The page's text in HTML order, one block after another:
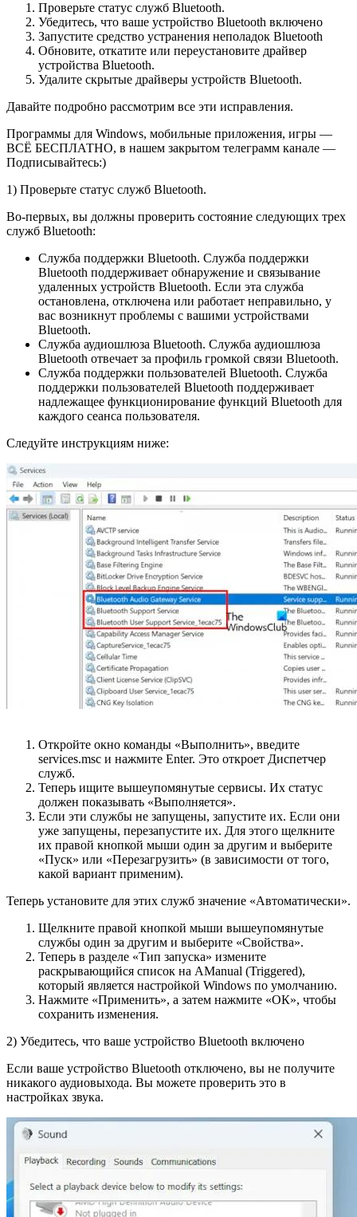
Проверьте статус служб Bluetooth.
Убедитесь, что ваше устройство Bluetooth включено
Запустите средство устранения неполадок Bluetooth
Обновите, откатите или переустановите драйвер
устройства Bluetooth.
Удалите скрытые драйверы устройств Bluetooth.
Давайте подробно рассмотрим все эти исправления.
Программы для Windows, мобильные приложения, игры —
ВСЁ БЕСПЛАТНО, в нашем закрытом телеграмм канале —
Подписывайтесь:)
1) Проверьте статус служб Bluetooth.
Во-первых, вы должны проверить состояние следующих трех
служб Bluetooth:
Служба поддержки Bluetooth. Служба поддержки
Bluetooth поддерживает обнаружение и связывание
удаленных устройств Bluetooth. Если эта служба
остановлена, отключена или работает неправильно, у
вас возникнут проблемы с вашими устройствами
Bluetooth.
Служба аудиошлюза Bluetooth. Служба аудиошлюза
Bluetooth отвечает за профиль громкой связи Bluetooth.
Служба поддержки пользователей Bluetooth. Служба
поддержки пользователей Bluetooth поддерживает
надлежащее функционирование функций Bluetooth для
каждого сеанса пользователя.
Следуйте инструкциям ниже:
Откройте окно команды «Выполнить», введите
services.msc и нажмите Enter. Это откроет Диспетчер
служб.
Теперь ищите вышеупомянутые сервисы. Их статус
должен показывать «Выполняется».
Если эти службы не запущены, запустите их. Если они
уже запущены, перезапустите их. Для этого щелкните
их правой кнопкой мыши один за другим и выберите
«Пуск» или «Перезагрузить» (в зависимости от того,
какой вариант применим).
Теперь установите для этих служб значение «Автоматически».
Щелкните правой кнопкой мыши вышеупомянутые
службы один за другим и выберите «Свойства».
Теперь в разделе «Тип запуска» измените
раскрывающийся список на AManual (Triggered),
который является настройкой Windows по умолчанию.
Нажмите «Применить», а затем нажмите «ОК», чтобы
сохранить изменения.
2) Убедитесь, что ваше устройство Bluetooth включено
Если ваше устройство Bluetooth отключено, вы не получите
никакого аудиовыхода. Вы можете проверить это в
настройках звука.